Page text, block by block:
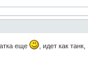
еще
, идет как